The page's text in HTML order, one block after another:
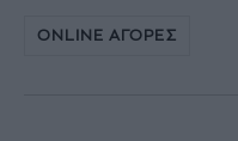
ONLINE ΑΓΟΡΕΣ